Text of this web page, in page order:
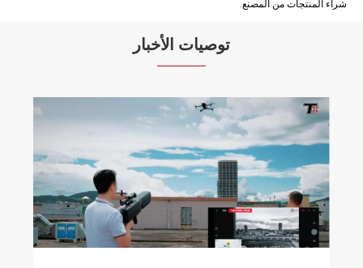
شراء المنتجات من المصنع.
توصيات الأخبار